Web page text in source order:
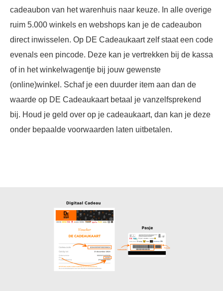
cadeaubon van het warenhuis naar keuze. In alle overige
ruim 5.000 winkels en webshops kan je de cadeaubon
direct inwisselen. Op DE Cadeaukaart zelf staat een code
evenals een pincode. Deze kan je vertrekken bij de kassa
of in het winkelwagentje bij jouw gewenste
(online)winkel. Schaf je een duurder item aan dan de
waarde op DE Cadeaukaart betaal je vanzelfsprekend
bij. Houd je geld over op je cadeaukaart, dan kan je deze
onder bepaalde voorwaarden laten uitbetalen.